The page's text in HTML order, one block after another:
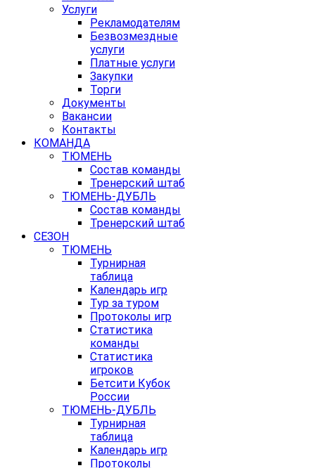
Услуги
Рекламодателям
Безвозмездные
услуги
Платные услуги
Закупки
Торги
Документы
Вакансии
Контакты
КОМАНДА
ТЮМЕНЬ
Состав команды
Тренерский штаб
ТЮМЕНЬ-ДУБЛЬ
Состав команды
Тренерский штаб
СЕЗОН
ТЮМЕНЬ
Турнирная
таблица
Календарь игр
Тур за туром
Протоколы игр
Статистика
команды
Статистика
игроков
Бетсити Кубок
России
ТЮМЕНЬ-ДУБЛЬ
Турнирная
таблица
Календарь игр
Протоколы